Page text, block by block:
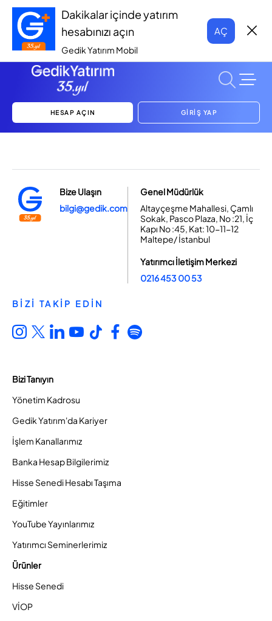
Dakikalar içinde yatırım
hesabınızı açın
Gedik Yatırım Mobil
AÇ
HESAP AÇIN GİRİŞ YAP
Bize Ulaşın
bilgi@gedik.com
Genel Müdürlük
Altayçeşme Mahallesi, Çamlı
Sokak, Pasco Plaza, No :21, İç
Kapı No :45, Kat: 10-11-12
Maltepe/ İstanbul
Yatırımcı İletişim Merkezi
0216 453 00 53
BİZİ TAKİP EDİN
Bizi Tanıyın
Yönetim Kadrosu
Gedik Yatırım'da Kariyer
İşlem Kanallarımız
Banka Hesap Bilgilerimiz
Hisse Senedi Hesabı Taşıma
Eğitimler
YouTube Yayınlarımız
Yatırımcı Seminerlerimiz
Ürünler
Hisse Senedi
VİOP